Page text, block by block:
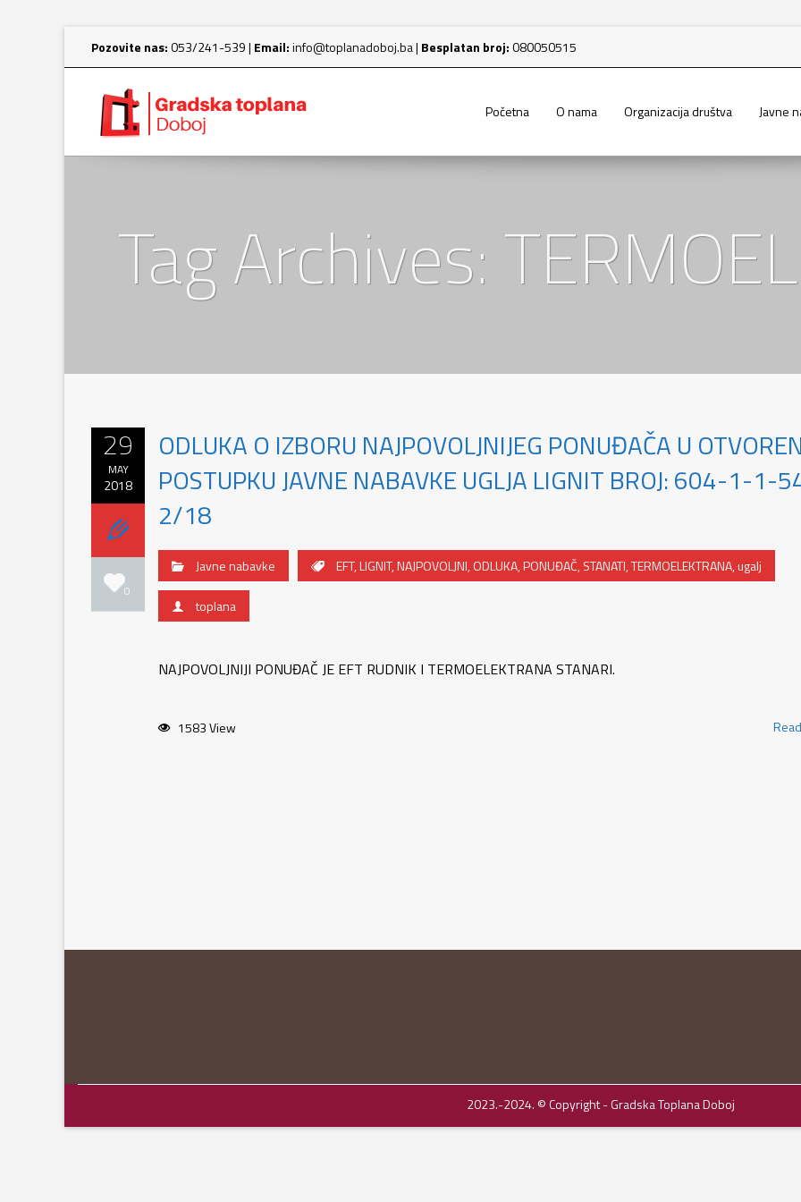
Pozovite nas:053/241-539 | Email:info@toplanadoboj.ba| Besplatan broj:080050515
Početna O nama Organizacija društva Javne
Tag Archives:
29
MAY
2018
0
ODLUKA O IZBORU NAJPOVOLJNIJEG PONUĐAČA U
POSTUPKU JAVNE NABAVKE UGLJA LIGNIT BROJ: 604-1-1-
2/18
Javne nabavke EFT,LIGNIT,NAJPOVOLJNI,ODLUKA,PONUĐAČ,STANATI,TERMOELEKTRANA,ugalj
toplana
NAJPOVOLJNIJI PONUĐAČ JE EFT RUDNIK I TERMOELEKTRANA STANARI.
1583 View
2023.-2024. © Copyright - Gradska Toplana Doboj